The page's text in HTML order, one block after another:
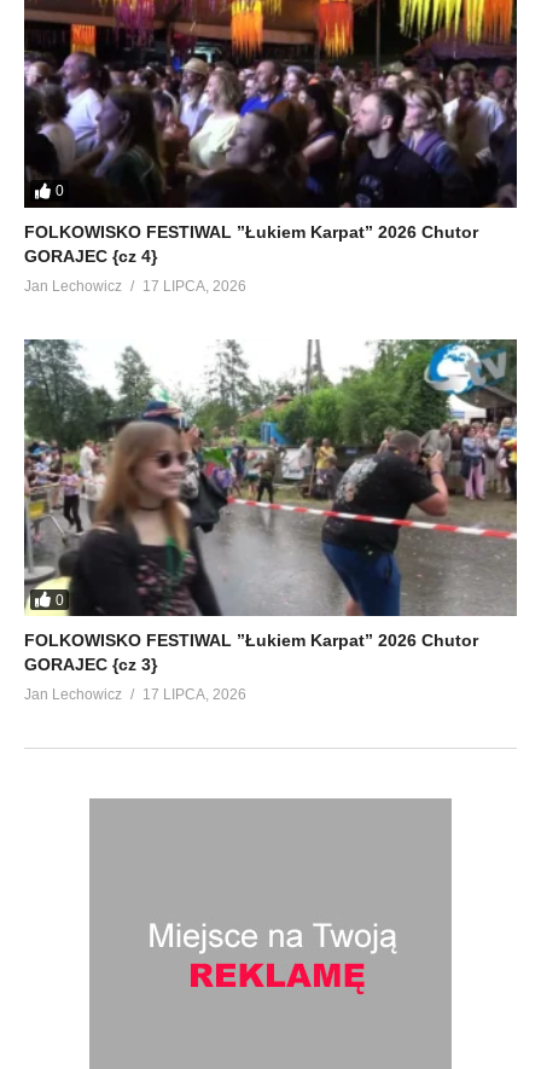
0
FOLKOWISKO FESTIWAL ”Łukiem Karpat” 2026 Chutor
GORAJEC {cz 4}
Jan Lechowicz 17 LIPCA, 2026
0
FOLKOWISKO FESTIWAL ”Łukiem Karpat” 2026 Chutor
GORAJEC {cz 3}
Jan Lechowicz 17 LIPCA, 2026